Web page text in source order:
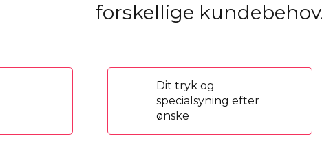
forskellige
Dit tryk og
specialsyning efter
ønske